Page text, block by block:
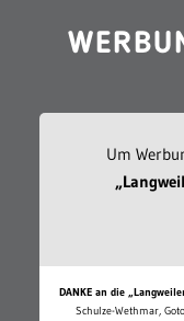
Um
DANKE an die
Schulze-Wethmar,